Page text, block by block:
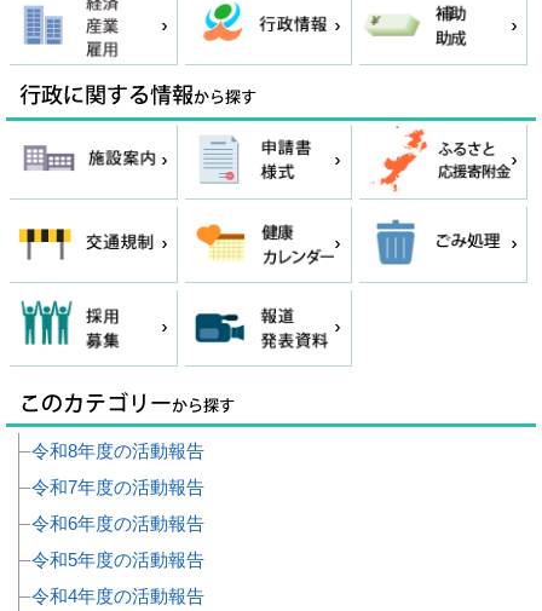
令和8年度の活動報告
令和7年度の活動報告
令和6年度の活動報告
令和5年度の活動報告
令和4年度の活動報告